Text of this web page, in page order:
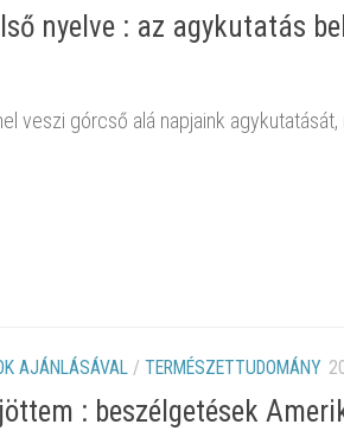
nyelve : az agykutatás
veszi górcső alá napjaink
AJÁNLÁSÁVAL / TERMÉSZETTUDOMÁNY
: beszélgetések